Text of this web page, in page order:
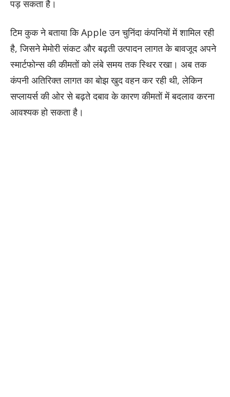
पड़ सकता है।
टिम कुक ने बताया कि Apple उन चुनिंदा कंपनियों में शामिल रही
है, जिसने मेमोरी संकट और बढ़ती उत्पादन लागत के बावजूद अपने
स्मार्टफोन्स की कीमतों को लंबे समय तक स्थिर रखा। अब तक
कंपनी अतिरिक्त लागत का बोझ खुद वहन कर रही थी, लेकिन
सप्लायर्स की ओर से बढ़ते दबाव के कारण कीमतों में बदलाव करना
आवश्यक हो सकता है।